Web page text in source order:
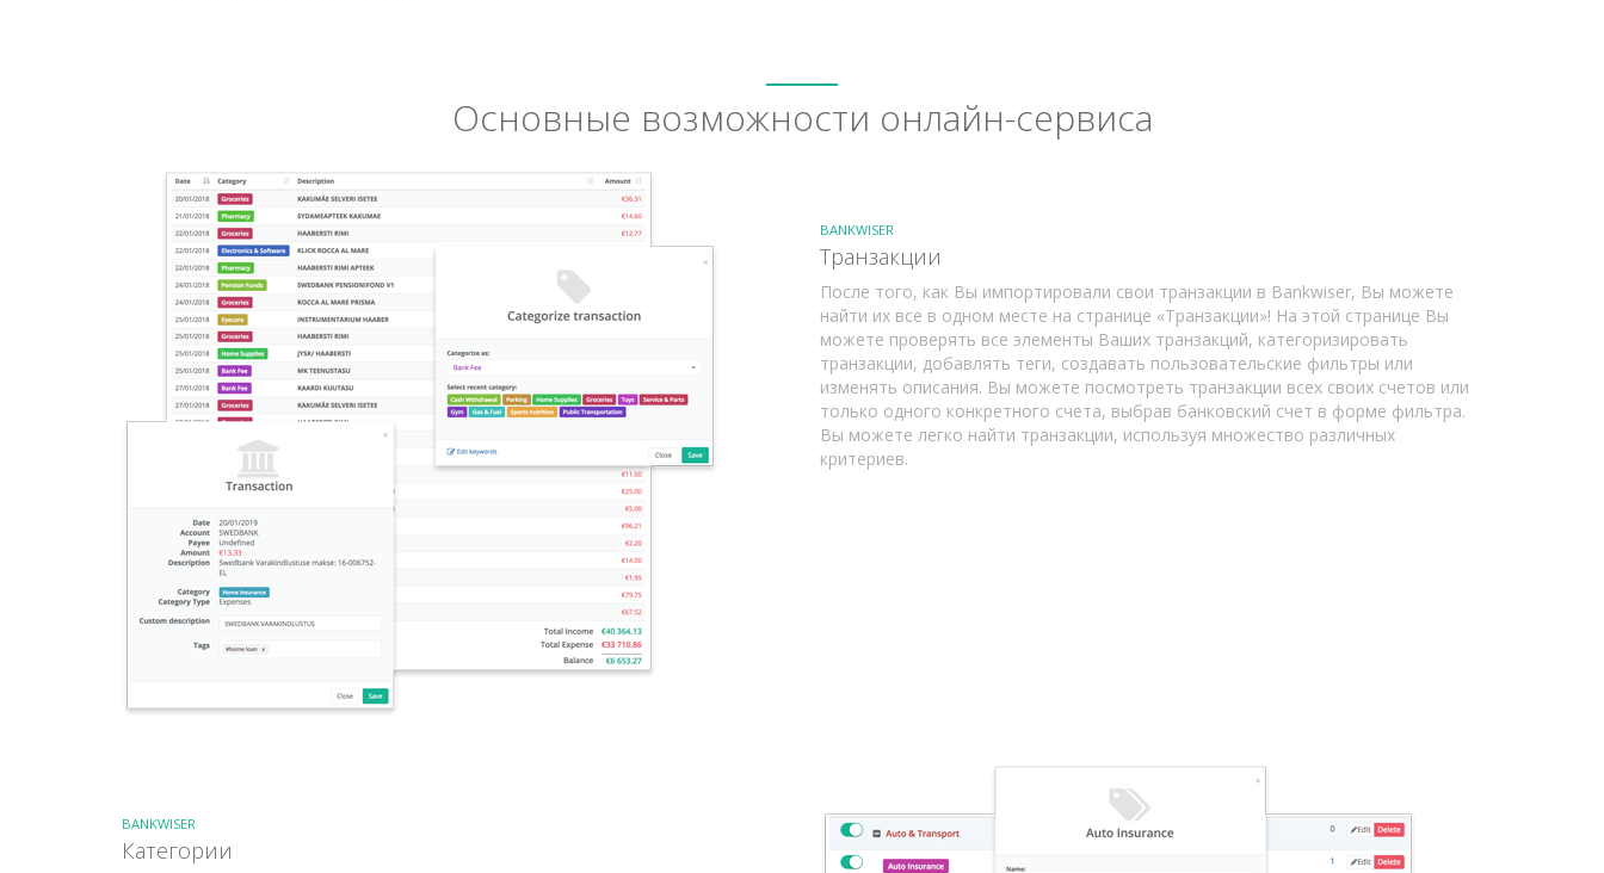
Основные возможности онлайн-сервиса
BANKWISER
Транзакции
После того, как Вы импортировали свои транзакции в Bankwiser, Вы можете
найти их все в одном месте на странице «Транзакции»! На этой странице Вы
можете проверять все элементы Ваших транзакций, категоризировать
транзакции, добавлять теги, создавать пользовательские фильтры или
изменять описания. Вы можете посмотреть транзакции всех своих счетов или
только одного конкретного счета, выбрав банковский счет в форме фильтра.
Вы можете легко найти транзакции, используя множество различных
критериев.
BANKWISER
Категории